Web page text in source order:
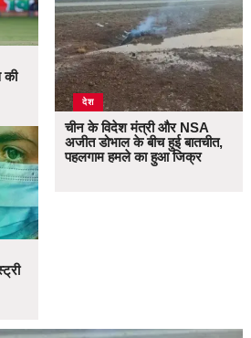
की
देश
चीन के विदेश मंत्री और NSA
अजीत डोभाल के बीच हुई बातचीत,
पहलगाम हमले का हुआ जिक्र